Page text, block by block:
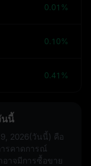
0.01%
0.10%
0.41%
นนี้
2026(วันนี้) คือ
รคาดการณ์
อาจมีการซื้อขาย